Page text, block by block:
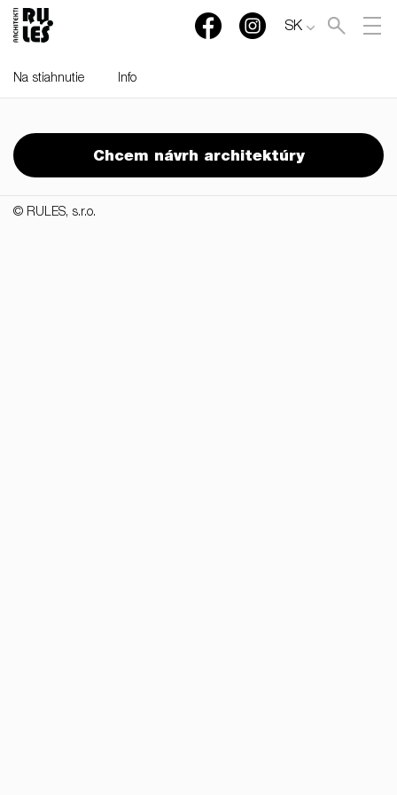
SK
Na stiahnutie Info
Chcem návrh architektúry
RULES, s.r.o., Klincová
37/B, 821 08 Bratislava,
Slovensko
© RULES, s.r.o.